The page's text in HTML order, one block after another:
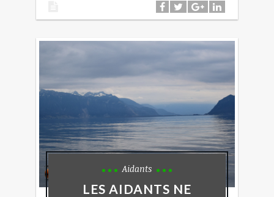
Aidants
LES AIDANTS NE